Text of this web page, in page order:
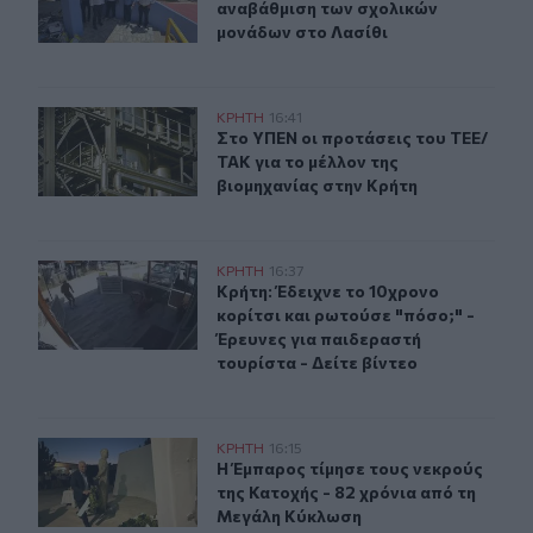
αναβάθμιση των σχολικών
μονάδων στο Λασίθι
Στο ΥΠΕΝ οι προτάσεις του ΤΕΕ/ΤΑΚ για το μέλλον της
ΚΡΗΤΗ 16:41
Στο ΥΠΕΝ οι προτάσεις του ΤΕΕ/
Στο ΥΠΕΝ οι προτάσεις του ΤΕΕ/
ΤΑΚ για το μέλλον της
βιομηχανίας στην Κρήτη
Κρήτη: Έδειχνε το 10χρονο κορίτσι και ρωτούσε
ΚΡΗΤΗ 16:37
Κρήτη: Έδειχνε το 10χρονο
Κρήτη: Έδειχνε το 10χρονο
κορίτσι και ρωτούσε "πόσο;" -
Έρευνες για παιδεραστή
τουρίστα - Δείτε βίντεο
Βιάννος: Εκδήλωση για την 82η Επέτειο της Μεγάλης
ΚΡΗΤΗ 16:15
Η Έμπαρος τίμησε τους νεκρούς
Η Έμπαρος τίμησε τους νεκρούς
της Κατοχής - 82 χρόνια από τη
Μεγάλη Κύκλωση